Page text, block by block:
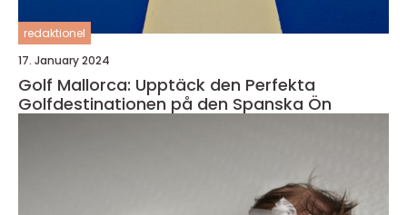
redaktionel
17. January 2024
Golf Mallorca: Upptäck den Perfekta
Golfdestinationen på den Spanska Ön